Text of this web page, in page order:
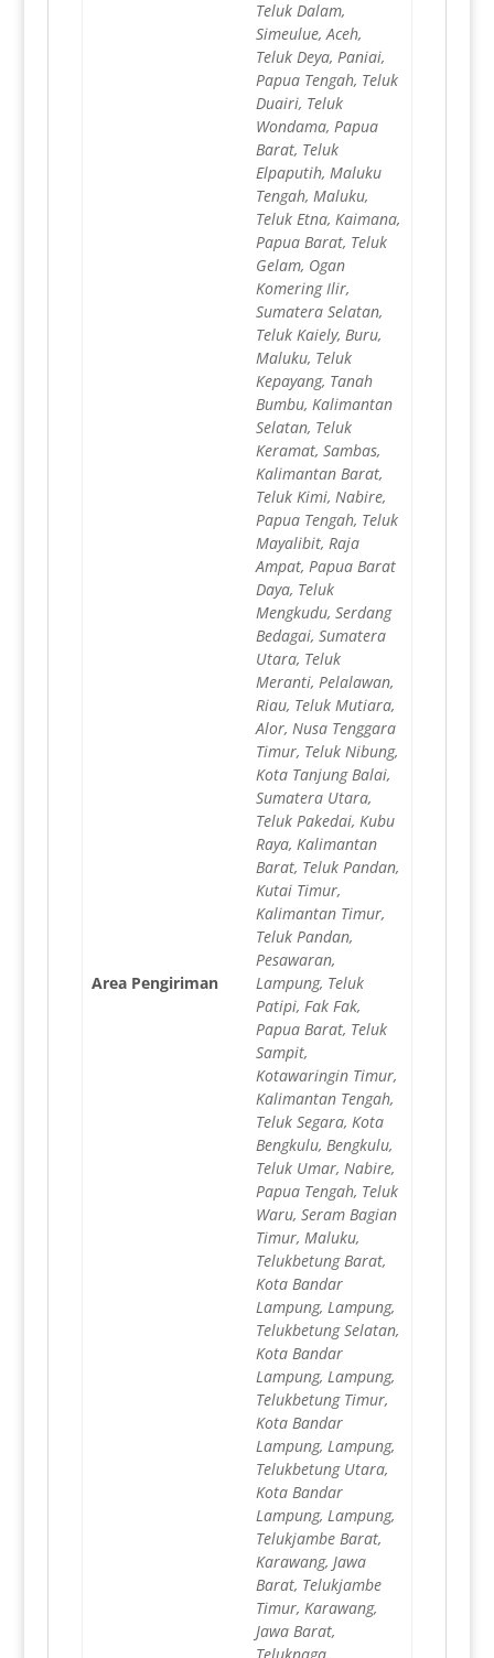
Area Pengiriman
Teluk Dalam,
Simeulue, Aceh,
Teluk Deya, Paniai,
Papua Tengah, Teluk
Duairi, Teluk
Wondama, Papua
Barat, Teluk
Elpaputih, Maluku
Tengah, Maluku,
Teluk Etna, Kaimana,
Papua Barat, Teluk
Gelam, Ogan
Komering Ilir,
Sumatera Selatan,
Teluk Kaiely, Buru,
Maluku, Teluk
Kepayang, Tanah
Bumbu, Kalimantan
Selatan, Teluk
Keramat, Sambas,
Kalimantan Barat,
Teluk Kimi, Nabire,
Papua Tengah, Teluk
Mayalibit, Raja
Ampat, Papua Barat
Daya, Teluk
Mengkudu, Serdang
Bedagai, Sumatera
Utara, Teluk
Meranti, Pelalawan,
Riau, Teluk Mutiara,
Alor, Nusa Tenggara
Timur, Teluk Nibung,
Kota Tanjung Balai,
Sumatera Utara,
Teluk Pakedai, Kubu
Raya, Kalimantan
Barat, Teluk Pandan,
Kutai Timur,
Kalimantan Timur,
Teluk Pandan,
Pesawaran,
Lampung, Teluk
Patipi, Fak Fak,
Papua Barat, Teluk
Sampit,
Kotawaringin Timur,
Kalimantan Tengah,
Teluk Segara, Kota
Bengkulu, Bengkulu,
Teluk Umar, Nabire,
Papua Tengah, Teluk
Waru, Seram Bagian
Timur, Maluku,
Telukbetung Barat,
Kota Bandar
Lampung, Lampung,
Telukbetung Selatan,
Kota Bandar
Lampung, Lampung,
Telukbetung Timur,
Kota Bandar
Lampung, Lampung,
Telukbetung Utara,
Kota Bandar
Lampung, Lampung,
Telukjambe Barat,
Karawang, Jawa
Barat, Telukjambe
Timur, Karawang,
Jawa Barat,